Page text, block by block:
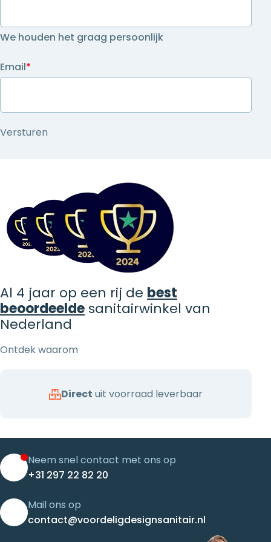
We houden het graag persoonlijk
Email*
Al 4 jaar op een rij de best
beoordeelde sanitairwinkel van
Nederland
Ontdek waarom
Direct uit voorraad leverbaar
Neem snel contact met ons op
+31 297 22 82 20
Mail ons op
contact@voordeligdesignsanitair.nl